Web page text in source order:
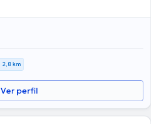
2,8 km
Ver perfil